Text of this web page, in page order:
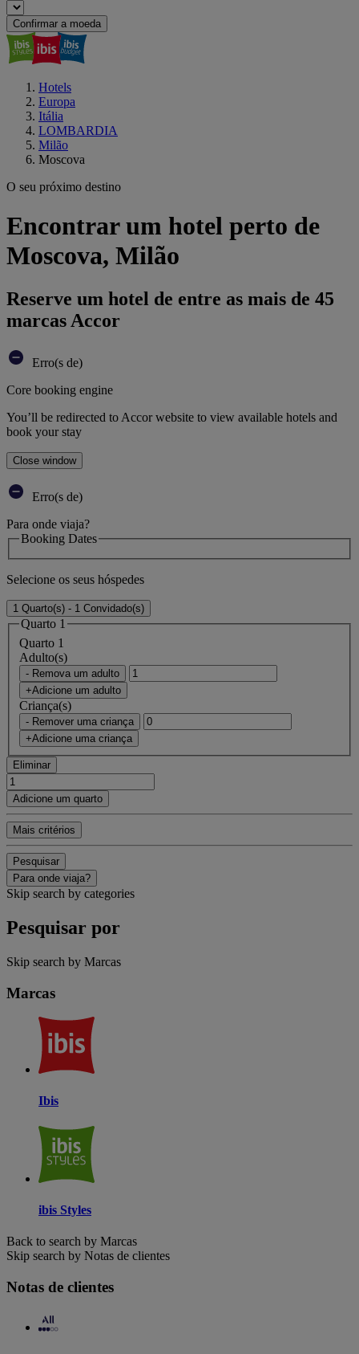
Confirmar a moeda
Hotels
Europa
Itália
LOMBARDIA
Milão
Moscova
O seu próximo destino
Encontrar um hotel perto de
Moscova, Milão
Reserve um hotel de entre as mais de 45
marcas Accor
Erro(s de)
Core booking engine
You’ll be redirected to Accor website to view available hotels and
book your stay
Close window
Erro(s de)
Para onde viaja?
Booking Dates
Selecione os seus hóspedes
1 Quarto(s) - 1 Convidado(s)
Quarto 1
Quarto 1
Adulto(s)
- Remova um adulto
+Adicione um adulto
Criança(s)
- Remover uma criança
+Adicione uma criança
Eliminar
Adicione um quarto
Mais critérios
Pesquisar
Para onde viaja?
Skip search by categories
Pesquisar por
Skip search by Marcas
Marcas
Ibis
ibis Styles
Back to search by Marcas
Skip search by Notas de clientes
Notas de clientes